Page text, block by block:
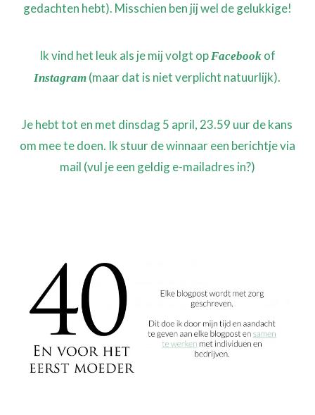
gedachten hebt). Misschien ben jij wel de gelukkige!
Ik vind het leuk als je mij volgt op Facebookof
Instagram (maar dat is niet verplicht natuurlijk).
Je hebt tot en met dinsdag 5 april, 23.59 uur de kans
om mee te doen. Ik stuur de winnaar een berichtje via
mail (vul je een geldig e-mailadres in?)